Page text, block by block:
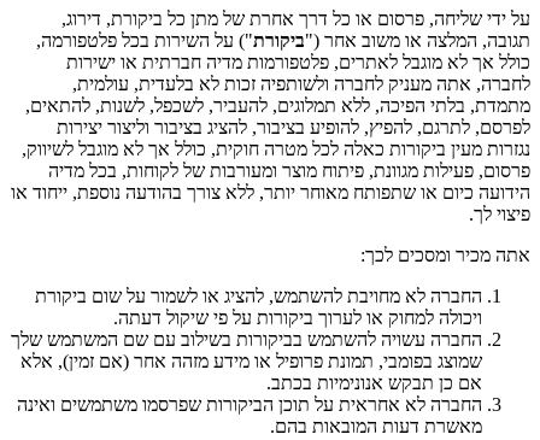
על ידי שליחה, פרסום או כל דרך אחרת של מתן כל ביקורת, דירוג,
תגובה, המלצה או משוב אחר ("ביקורת") על השירות בכל פלטפורמה,
כולל אך לא מוגבל לאתרים, פלטפורמות מדיה חברתית או ישירות
לחברה, אתה מעניק לחברה ולשותפיה זכות לא בלעדית, עולמית,
מתמדת, בלתי הפיכה, ללא תמלוגים, להעביר, לשכפל, לשנות, להתאים,
לפרסם, לתרגם, להפיץ, להופיע בציבור, להציג בציבור וליצור יצירות
נגזרות מעין ביקורות כאלה לכל מטרה חוקית, כולל אך לא מוגבל לשיווק,
פרסום, פעילות מגוונת, פיתוח מוצר ומעורבות של לקוחות, בכל מדיה
הידועה כיום או שתפותח מאוחר יותר, ללא צורך בהודעה נוספת, ייחוד או
פיצוי לך.
אתה מכיר ומסכים לכך:
החברה לא מחויבת להשתמש, להציג או לשמור על שום ביקורת
ויכולה למחוק או לערוך ביקורות על פי שיקול דעתה.
החברה עשויה להשתמש בביקורות בשילוב עם שם המשתמש שלך
שמוצג בפומבי, תמונת פרופיל או מידע מזהה אחר (אם זמין), אלא
אם כן תבקש אנונימיות בכתב.
החברה לא אחראית על תוכן הביקורות שפרסמו משתמשים ואינה
מאשרת דעות המובאות בהם.